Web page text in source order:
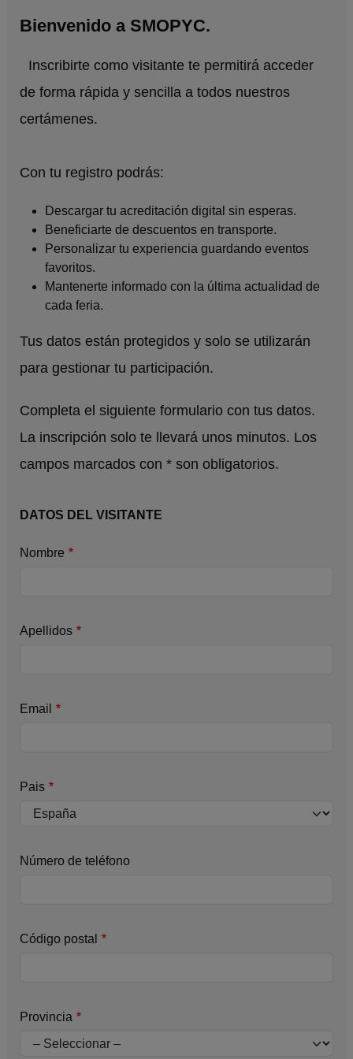
Bienvenido a SMOPYC.
Inscribirte como visitante te permitirá acceder
de forma rápida y sencilla a todos nuestros
certámenes.
Con tu registro podrás:
Descargar tu acreditación digital sin esperas.
Beneficiarte de descuentos en transporte.
Personalizar tu experiencia guardando eventos
favoritos.
Mantenerte informado con la última actualidad de
cada feria.
Tus datos están protegidos y solo se utilizarán
para gestionar tu participación.
Completa el siguiente formulario con tus datos.
La inscripción solo te llevará unos minutos. Los
campos marcados con * son obligatorios.
DATOS DEL VISITANTE
Nombre
Apellidos
Email
Pais
Número de teléfono
Código postal
Provincia